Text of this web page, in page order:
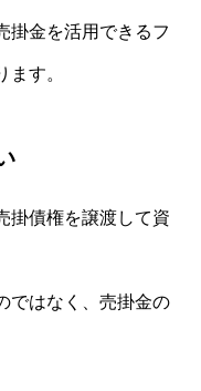
掛金を活用できるフ
す。
掛債権を譲渡して資
ではなく、売掛金の